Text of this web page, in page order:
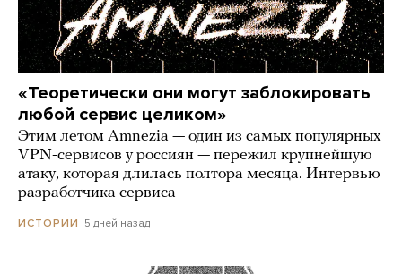
«Теоретически они могут заблокировать
любой сервис целиком»
Этим летом Amnezia — один из самых популярных
VPN-сервисов у россиян — пережил крупнейшую
атаку, которая длилась полтора месяца. Интервью
разработчика сервиса
ИСТОРИИ 5 дней назад